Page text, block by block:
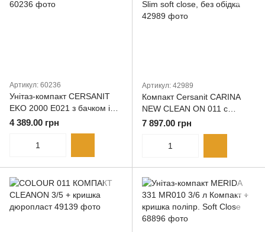
Артикул: 60236
Унітаз-компакт CERSANIT
EKO 2000 E021 з бачком і
сидінням поліпропілен
4 389.00 грн
Артикул: 42989
Компакт Cersanit CARINA
NEW CLEAN ON 011 с
дюропластовим сидінням
Slim soft close, без обідка
7 897.00 грн